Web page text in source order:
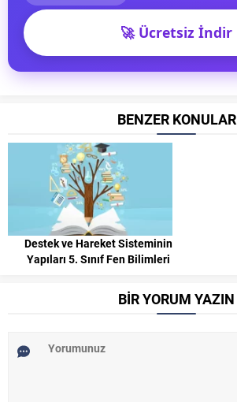
🚀 Ücretsiz İndir
BENZER KONULAR
Destek ve Hareket Sisteminin
Yapıları 5. Sınıf Fen Bilimleri
BİR YORUM YAZIN